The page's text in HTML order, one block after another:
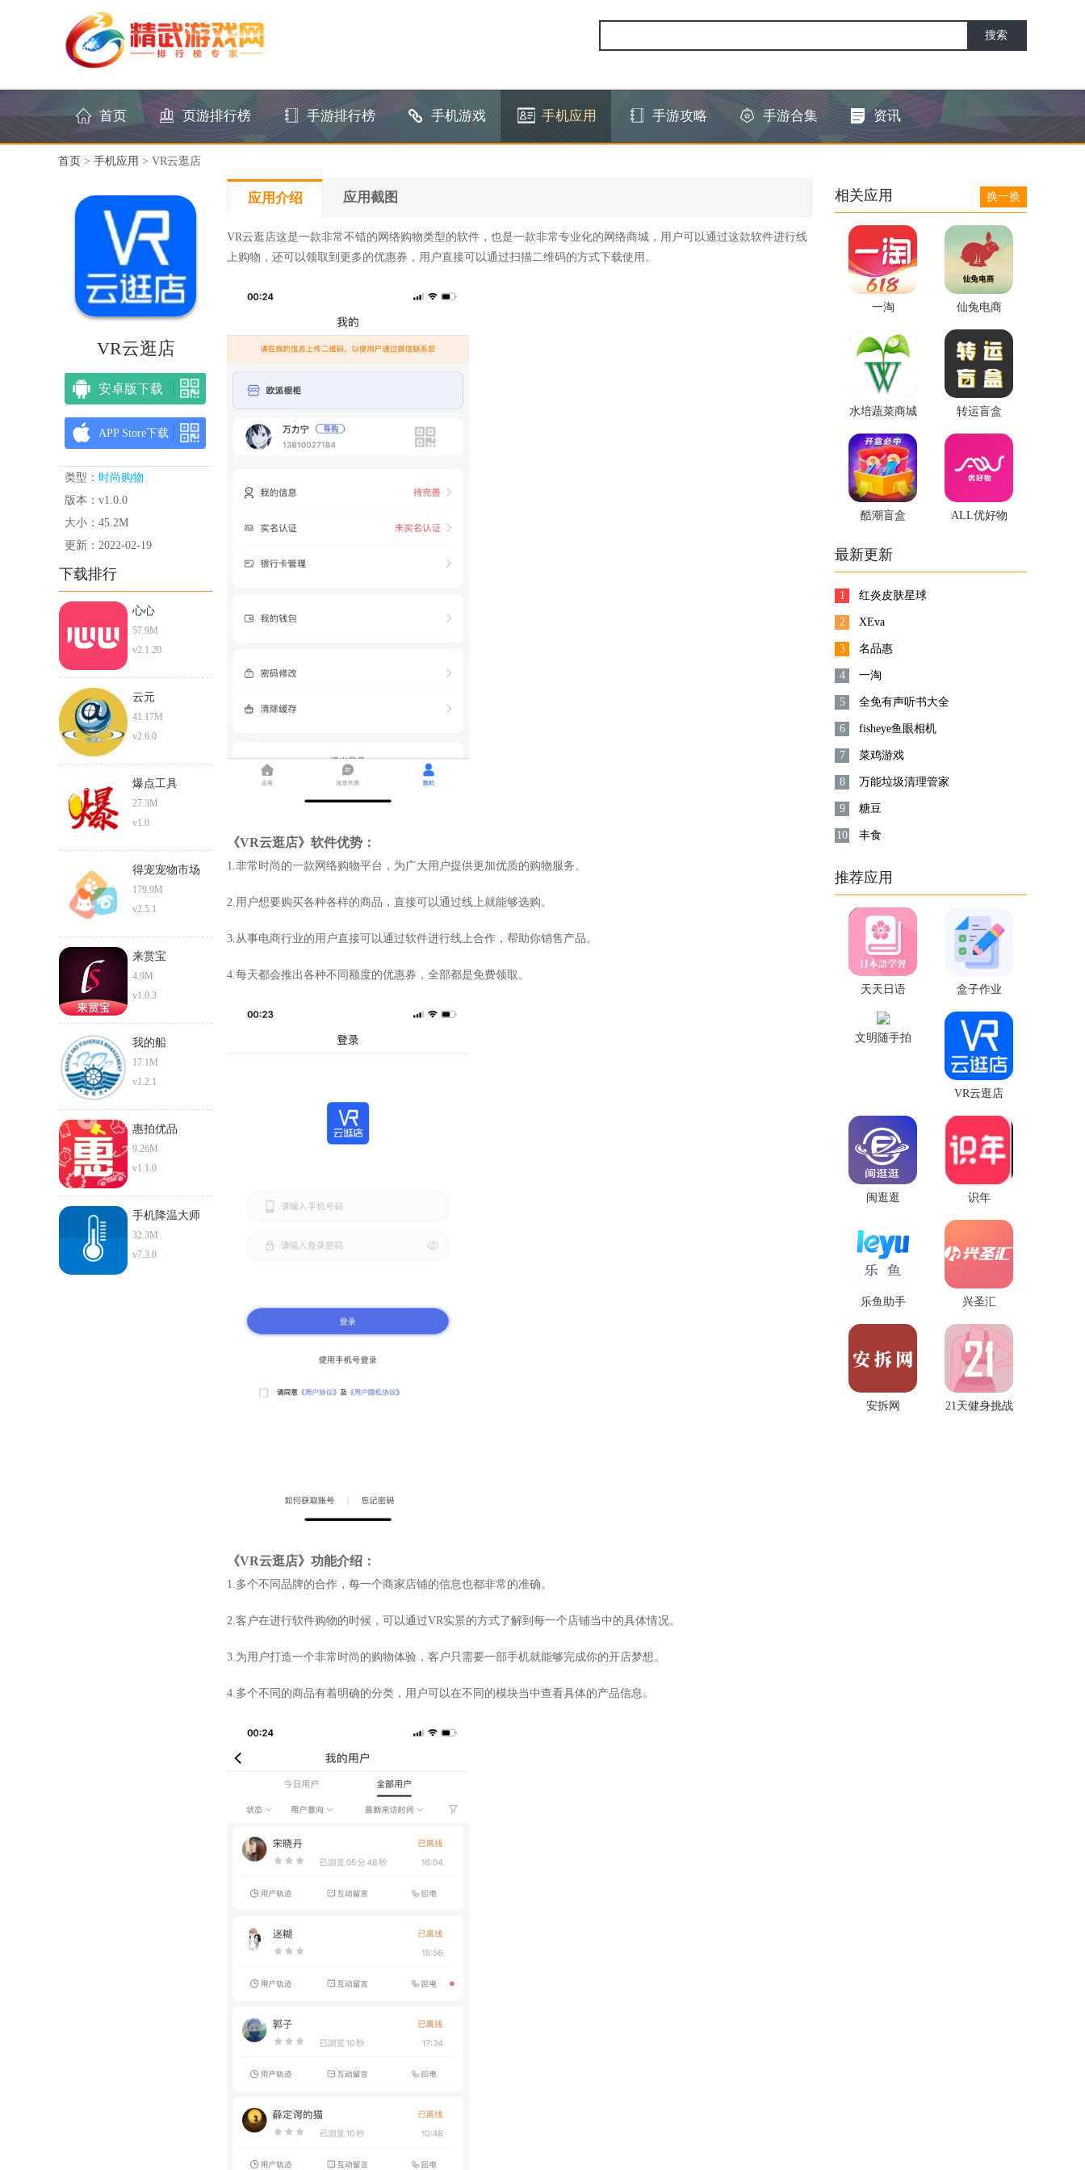
首页 页游排行榜 手游排行榜 手机游戏 手机应用 手游攻略 手游合集 资讯
首页 > 手机应用 > VR云逛店
VR云逛店
安卓版下载
APP Store下载
类型： 时尚购物
版本：v1.0.0
大小：45.2M
更新：2022-02-19
下载排行
心心
57.9M
v2.1.20
云元
41.17M
v2.6.0
爆点工具
27.3M
v1.0
得宠宠物市场
179.9M
v2.5.1
来赏宝
4.9M
v1.0.3
我的船
17.1M
v1.2.1
惠拍优品
9.26M
v1.1.0
手机降温大师
32.3M
v7.3.0
应用介绍 应用截图
VR云逛店这是一款非常不错的网络购物类型的软件，也是一款非常专业化的网络商城，用户可以通过这款软件进行线
上购物，还可以领取到更多的优惠券，用户直接可以通过扫描二维码的方式下载使用。
《VR云逛店》软件优势：
1.非常时尚的一款网络购物平台，为广大用户提供更加优质的购物服务。
2.用户想要购买各种各样的商品，直接可以通过线上就能够选购。
3.从事电商行业的用户直接可以通过软件进行线上合作，帮助你销售产品。
4.每天都会推出各种不同额度的优惠券，全部都是免费领取。
《VR云逛店》功能介绍：
1.多个不同品牌的合作，每一个商家店铺的信息也都非常的准确。
2.客户在进行软件购物的时候，可以通过VR实景的方式了解到每一个店铺当中的具体情况。
3.为用户打造一个非常时尚的购物体验，客户只需要一部手机就能够完成你的开店梦想。
4.多个不同的商品有着明确的分类，用户可以在不同的模块当中查看具体的产品信息。
相关应用 换一换
一淘 仙兔电商
水培蔬菜商城 转运盲盒
酷潮盲盒 ALL优好物
最新更新
1 红炎皮肤星球
2 XEva
3 名品惠
4 一淘
5 全免有声听书大全
6 fisheye鱼眼相机
7 菜鸡游戏
8 万能垃圾清理管家
9 糖豆
10 丰食
推荐应用
天天日语 盒子作业
文明随手拍
VR云逛店
闽逛逛 识年
乐鱼助手 兴圣汇
安拆网 21天健身挑战